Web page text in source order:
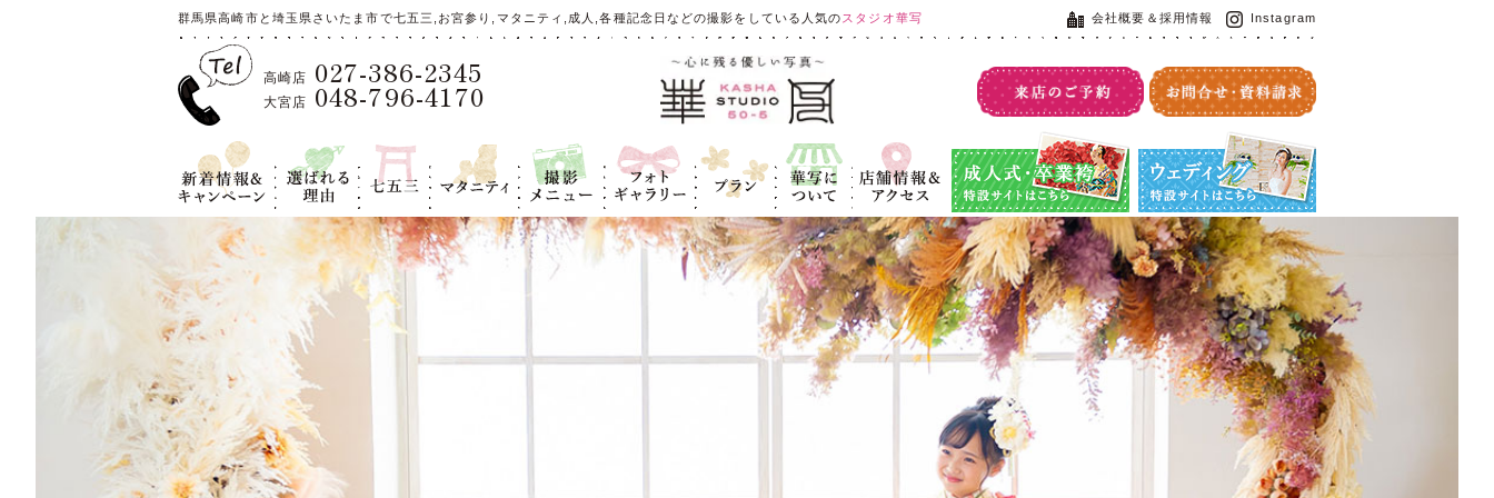
群馬県高崎市と埼玉県さいたま市で七五三,お宮参り,マタニティ,成人,各種記念日などの撮影をしている人気のスタジオ華写
高崎店 027-386-2345
大宮店 048-796-4170
会社概要＆採用情報 Instagram
新着情報＆キ
ャンペーン
選ばれる理
由
七五三 マタニティ
撮影メニュ
ー
フォトギャラ
リー
プラン
華写につい
て
店舗情報＆ア
クセス
成人式・卒業袴特設サイト ウエディング特設サイト